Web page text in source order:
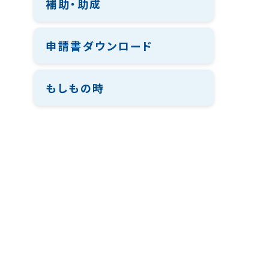
補助・助成
申請書ダウンロード
もしもの時